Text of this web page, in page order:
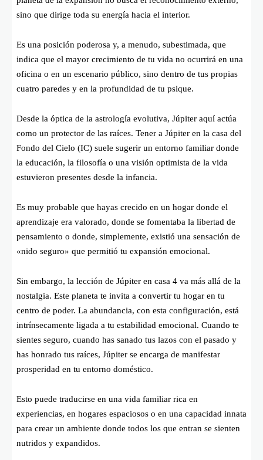
sino que dirige toda su energía hacia el interior.
Es una posición poderosa y, a menudo, subestimada, que
indica que el mayor crecimiento de tu vida no ocurrirá en una
oficina o en un escenario público, sino dentro de tus propias
cuatro paredes y en la profundidad de tu psique.
Desde la óptica de la astrología evolutiva, Júpiter aquí actúa
como un protector de las raíces. Tener a Júpiter en la casa del
Fondo del Cielo (IC) suele sugerir un entorno familiar donde
la educación, la filosofía o una visión optimista de la vida
estuvieron presentes desde la infancia.
Es muy probable que hayas crecido en un hogar donde el
aprendizaje era valorado, donde se fomentaba la libertad de
pensamiento o donde, simplemente, existió una sensación de
«nido seguro» que permitió tu expansión emocional.
Sin embargo, la lección de Júpiter en casa 4 va más allá de la
nostalgia. Este planeta te invita a convertir tu hogar en tu
centro de poder. La abundancia, con esta configuración, está
intrínsecamente ligada a tu estabilidad emocional. Cuando te
sientes seguro, cuando has sanado tus lazos con el pasado y
has honrado tus raíces, Júpiter se encarga de manifestar
prosperidad en tu entorno doméstico.
Esto puede traducirse en una vida familiar rica en
experiencias, en hogares espaciosos o en una capacidad innata
para crear un ambiente donde todos los que entran se sienten
nutridos y expandidos.